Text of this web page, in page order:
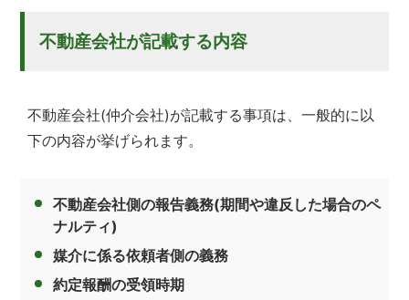
不動産会社が記載する内容
不動産会社(仲介会社)が記載する事項は、一般的に以
下の内容が挙げられます。
不動産会社側の報告義務(期間や違反した場合のペ
ナルティ)
媒介に係る依頼者側の義務
約定報酬の受領時期